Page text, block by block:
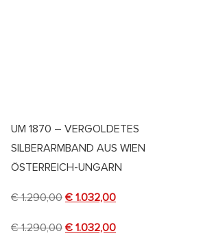
UM 1870 – VERGOLDETES
SILBERARMBAND AUS WIEN
ÖSTERREICH-UNGARN
€1.290,00 € 1.032,00
€1.290,00 € 1.032,00